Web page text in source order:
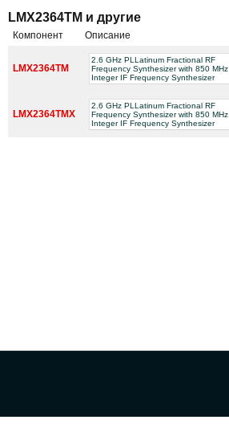
LMX2364TM и другие
Компонент Описание
LMX2364TM
2.6 GHz PLLatinum Fractional RF
Frequency Synthesizer with 850 MHz
Integer IF Frequency Synthesizer
LMX2364TMX
2.6 GHz PLLatinum Fractional RF
Frequency Synthesizer with 850 MHz
Integer IF Frequency Synthesizer